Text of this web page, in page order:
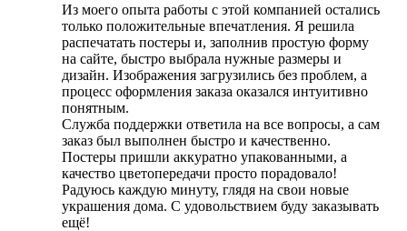
Из моего опыта работы с этой компанией остались
только положительные впечатления. Я решила
распечатать постеры и, заполнив простую форму
на сайте, быстро выбрала нужные размеры и
дизайн. Изображения загрузились без проблем, а
процесс оформления заказа оказался интуитивно
понятным.
Служба поддержки ответила на все вопросы, а сам
заказ был выполнен быстро и качественно.
Постеры пришли аккуратно упакованными, а
качество цветопередачи просто порадовало!
Радуюсь каждую минуту, глядя на свои новые
украшения дома. С удовольствием буду заказывать
ещё!